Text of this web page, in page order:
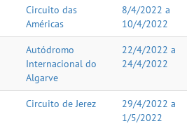
Circuito das
Américas
8/4/2022 a
10/4/2022
Autódromo
Internacional do
Algarve
22/4/2022 a
24/4/2022
Circuito de Jerez
29/4/2022 a
1/5/2022